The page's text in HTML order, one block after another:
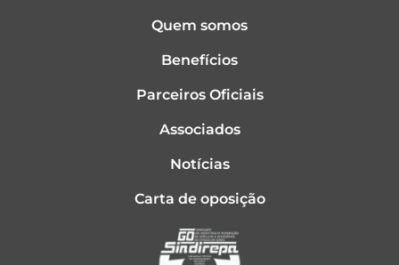
Quem somos
Benefícios
Parceiros Oficiais
Associados
Notícias
Carta de oposição